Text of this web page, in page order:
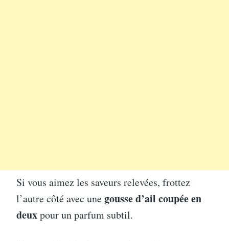
Si vous aimez les saveurs relevées, frottez
l’autre côté avec unegousse d’ail coupée en
deuxpour un parfum subtil.